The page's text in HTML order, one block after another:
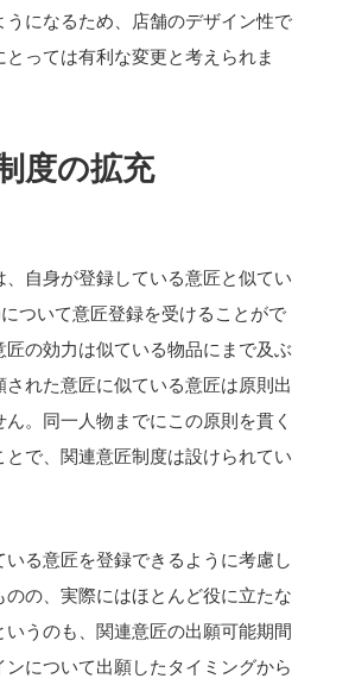
うになるため、店舗のデザイン性で
とっては有利な変更と考えられま
度の拡充
、自身が登録している意匠と似てい
ついて意匠登録を受けることがで
匠の効力は似ている物品にまで及ぶ
された意匠に似ている意匠は原則出
。同一人物までにこの原則を貫く
とで、関連意匠制度は設けられてい
いる意匠を登録できるように考慮し
のの、実際にはほとんど役に立たな
いうのも、関連意匠の出願可能期間
ンについて出願したタイミングから